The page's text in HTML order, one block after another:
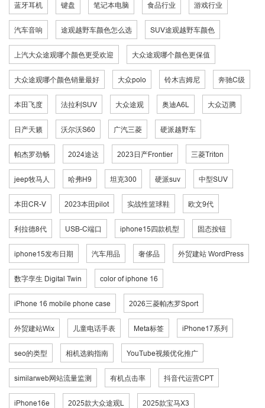
蓝牙耳机 键盘 笔记本电脑 食品行业 游戏行业
汽车音响 途观越野车颜色怎么选 SUV途观越野车颜色
上汽大众途观哪个颜色更受欢迎 大众途观哪个颜色更保值
大众途观哪个颜色销量最好 大众polo 铃木吉姆尼 奔驰C级
本田飞度 法拉利SUV 大众途观 奥迪A6L 大众迈腾
日产天籁 沃尔沃S60 广汽三菱 硬派越野车
帕杰罗劲畅 2024途达 2023日产Frontier 三菱Triton
jeep牧马人 哈弗H9 坦克300 硬派suv 中型SUV
本田CR-V 2023本田pilot 实战性篮球鞋 欧文9代
利拉德8代 USB-C端口 iphone15四款机型 固态按钮
iphone15发布日期 汽车用品 奢侈品 外贸建站 WordPress
数字孪生 Digital Twin color of iphone 16
iPhone 16 mobile phone case 2026三菱帕杰罗Sport
外贸建站Wix 儿童电话手表 Meta标签 iPhone17系列
seo的类型 相机选购指南 YouTube视频优化推广
similarweb网站流量监测 有机点击率 抖音代运营CPT
iPhone16e 2025款大众途观L 2025款宝马X3